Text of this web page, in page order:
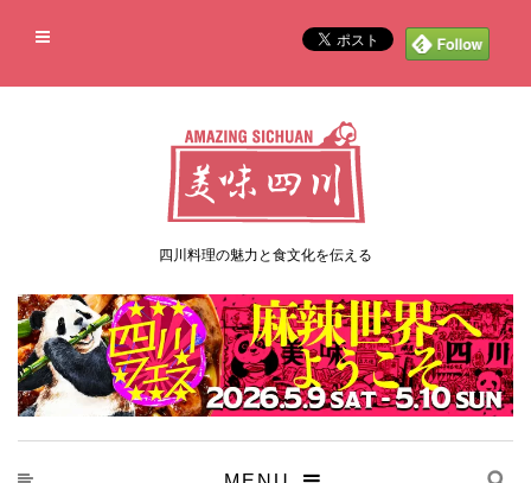
四川料理の魅力と食文化を伝える